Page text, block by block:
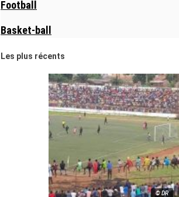
Football
Basket-ball
Les plus récents
© DR